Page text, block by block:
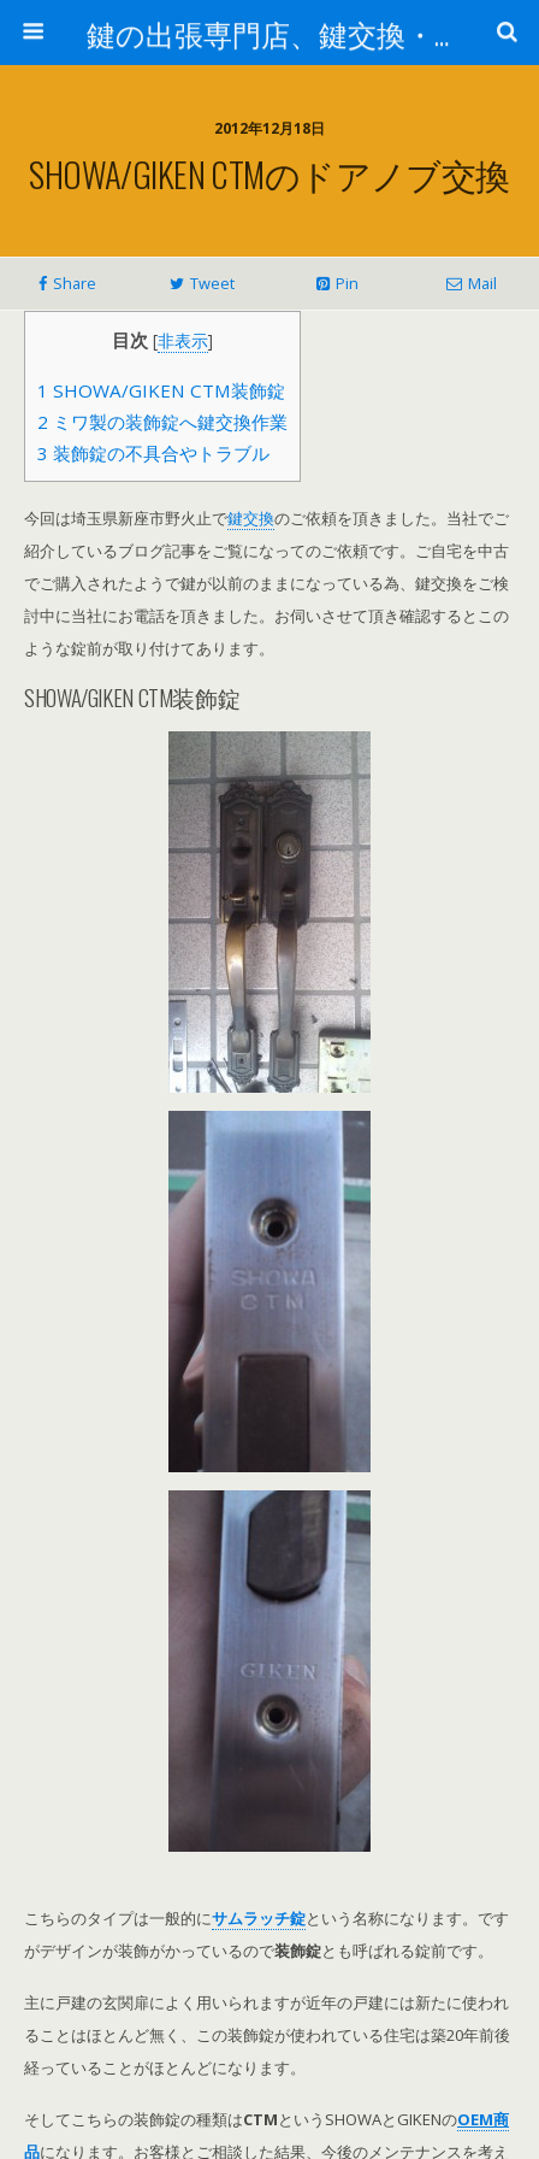
鍵の出張専門店、鍵交換・修理が格安料金/東京・埼玉・さいたま市
2012年12月18日
SHOWA/GIKEN CTMのドアノブ交換
Share Tweet Pin Mail
目次 [非表示]
1 SHOWA/GIKEN CTM装飾錠
2 ミワ製の装飾錠へ鍵交換作業
3 装飾錠の不具合やトラブル
今回は埼玉県新座市野火止で鍵交換のご依頼を頂きました。当社でご
紹介しているブログ記事をご覧になってのご依頼です。 ご自宅を中古
でご購入されたようで鍵が以前のままになっている為、鍵交換をご検
討中に当社にお電話を頂きました。お伺いさせて頂き確認するとこの
ような錠前が取り付けてあります。
SHOWA/GIKEN CTM装飾錠
こちらのタイプは一般的にサムラッチ錠という名称になります。です
がデザインが装飾がかっているので装飾錠とも呼ばれる錠前です。
主に戸建の玄関扉によく用いられますが近年の戸建には新たに使われ
ることはほとんど無く、この装飾錠が使われている住宅は築20年前後
経っていることがほとんどになります。
そしてこちらの装飾錠の種類はCTMというSHOWAとGIKENのOEM商
品になります。お客様とご相談した結果、今後のメンテナンスを考え